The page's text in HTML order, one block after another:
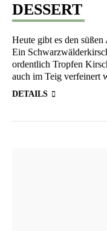
DESSERT
Heu­te gibt es den
Ein
ordent­lich Trop­fen
auch im Teig ver­fei­nert
DETAILS